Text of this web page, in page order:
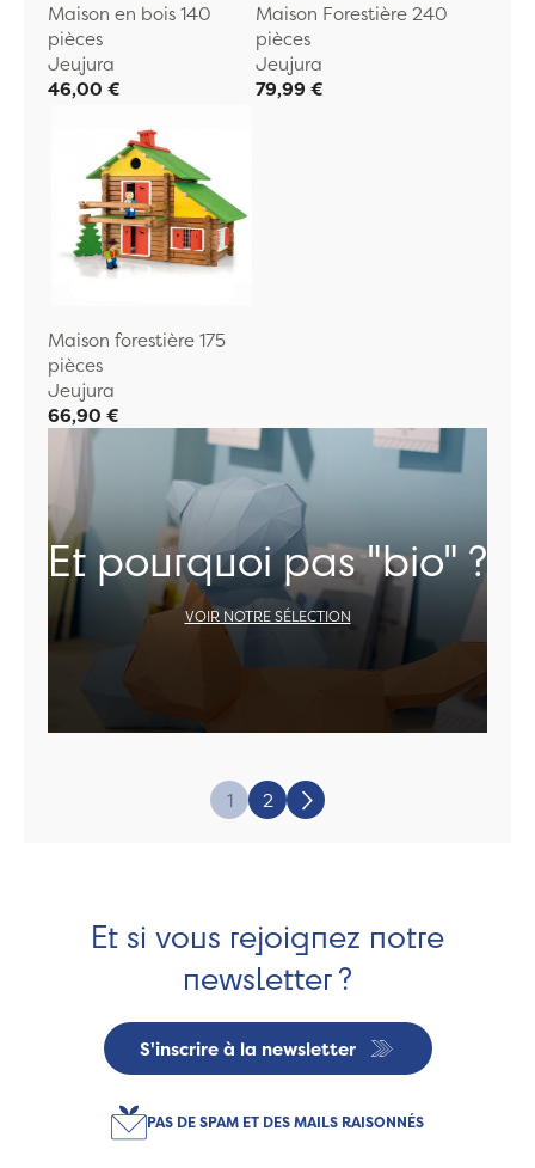
Maison en bois 140
pièces
Jeujura
46,00 €
Maison Forestière 240
pièces
Jeujura
79,99 €
Maison forestière 175
pièces
Jeujura
66,90 €
Et pourquoi pas "bio" ?
VOIR NOTRE SÉLECTION
1 2 Suivant
Et si vous rejoignez notre
newsletter ?
S'inscrire à la newsletter
PAS DE SPAM ET DES MAILS RAISONNÉS